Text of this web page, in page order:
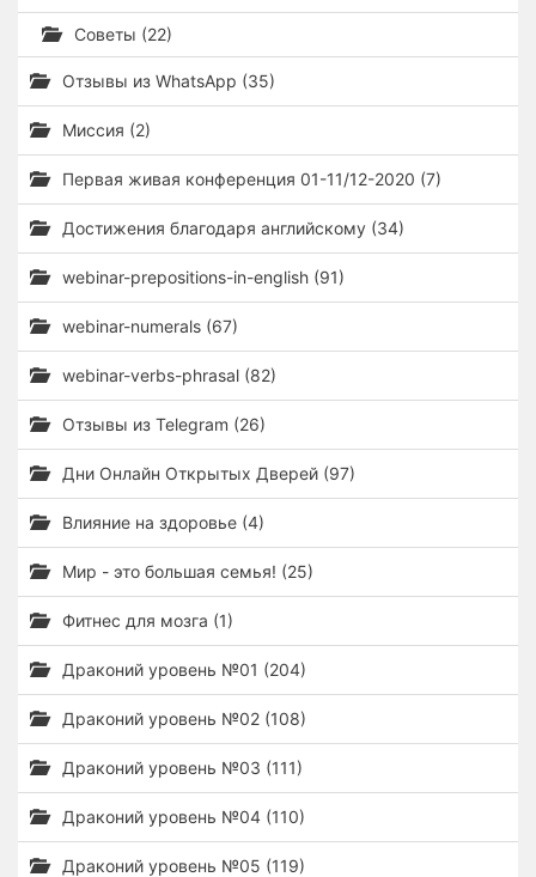
Советы (22)
Отзывы из WhatsApp (35)
Миссия (2)
Первая живая конференция 01-11/12-2020 (7)
Достижения благодаря английскому (34)
webinar-prepositions-in-english (91)
webinar-numerals (67)
webinar-verbs-phrasal (82)
Отзывы из Telegram (26)
Дни Онлайн Открытых Дверей (97)
Влияние на здоровье (4)
Мир - это большая семья! (25)
Фитнес для мозга (1)
Драконий уровень №01 (204)
Драконий уровень №02 (108)
Драконий уровень №03 (111)
Драконий уровень №04 (110)
Драконий уровень №05 (119)